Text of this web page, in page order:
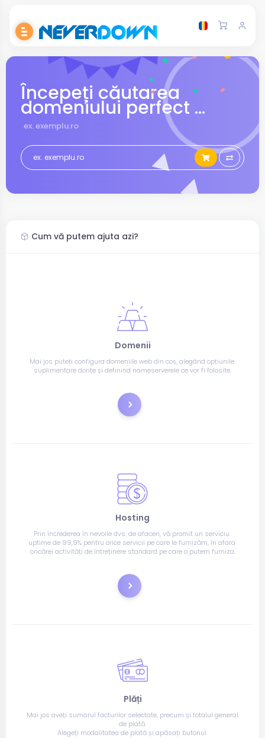
Începeți căutarea
domeniului perfect ...
ex. exemplu.ro
Cum vă putem ajuta azi?
Domenii
Mai jos puteți configura domeniile web din coș, alegând opțiunile
suplimentare dorite și definind nameserverele ce vor fi folosite.
Înregistrare
Hosting
Prin încrederea în nevoile dvs. de afaceri, vă promit un serviciu
uptime de 99,9% pentru orice servicii pe care le furnizăm, în afara
oricărei activități de întreținere standard pe care o putem furniza.
Comandă
Plăți
Mai jos aveți sumarul facturilor selectate, precum și totalul general
de plată.
Alegeți modalitatea de plată și apăsați butonul.